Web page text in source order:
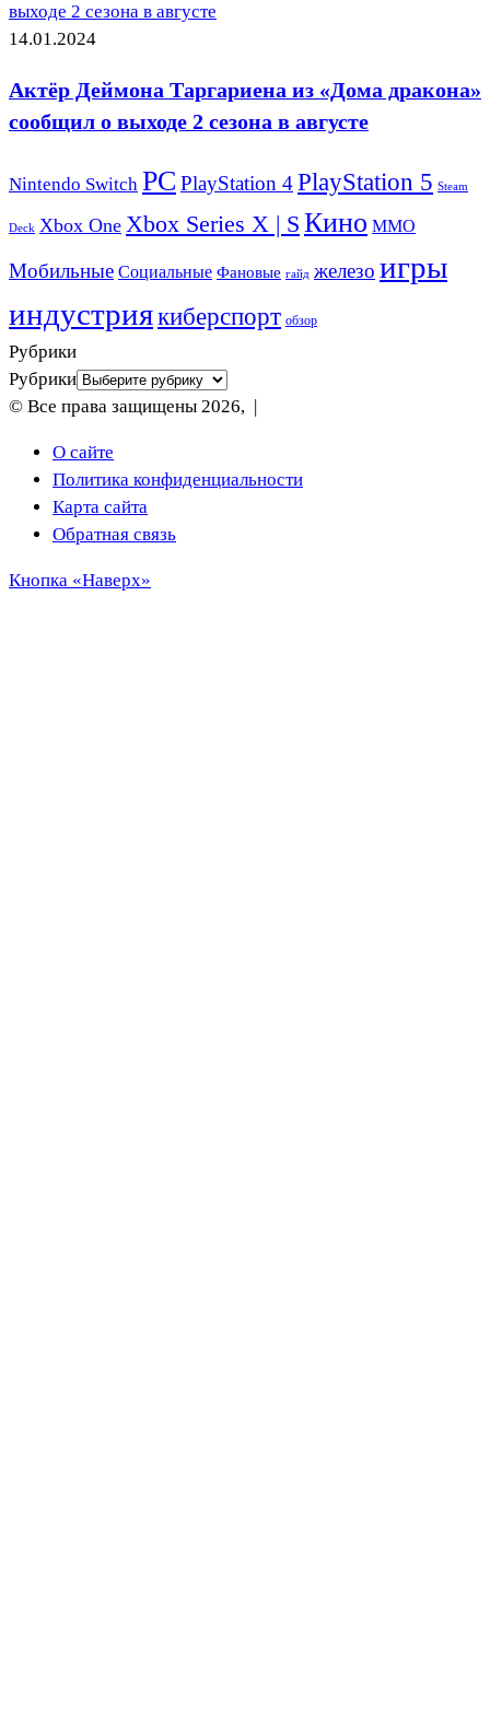
выходе 2 сезона в августе
14.01.2024
Актёр Деймона Таргариена из «Дома дракона»
сообщил о выходе 2 сезона в августе
Nintendo Switch PC PlayStation 4PlayStation 5 Steam
Deck Xbox One Xbox Series X | S Кино ММО
Мобильные Социальные Фановые гайд железо игры
индустриякиберспорт обзор
Рубрики
Рубрики
© Все права защищены 2026, |
О сайте
Политика конфиденциальности
Карта сайта
Обратная связь
Кнопка «Наверх»